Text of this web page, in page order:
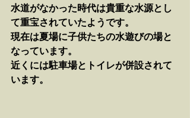
水道がなかった時代は貴重な水源とし
て重宝されていたようです。
現在は夏場に子供たちの水遊びの場と
なっています。
近くには駐車場とトイレが併設されて
います。